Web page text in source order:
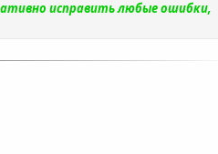
исправить любые ошибки,